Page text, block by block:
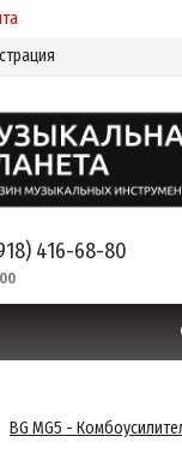
416-68-80
BG MG5 -